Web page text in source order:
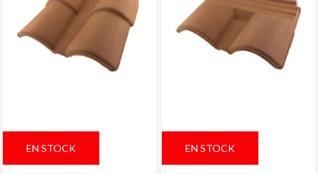
EN STOCK EN STOCK